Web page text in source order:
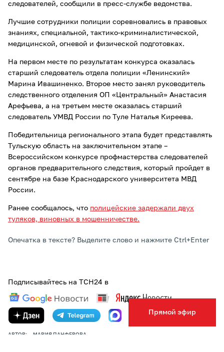
Прямой эфир
следователей, сообщили в пресс-службе ведомства.
Лучшие сотрудники полиции соревновались в правовых
знаниях, специальной, тактико-криминалистической,
медицинской, огневой и физической подготовках.
На первом месте по результатам конкурса оказалась
старший следователь отдела полиции «Ленинский»
Марина Ивашиненко. Второе место занял руководитель
следственного отделения ОП «Центральный» Анастасия
Арефьева, а на третьем месте оказалась старший
следователь УМВД России по Туле Наталья Киреева.
Победительница регионального этапа будет представлять
Тульскую область на заключительном этапе –
Всероссийском конкурсе профмастерства следователей
органов предварительного следствия, который пройдет в
сентябре на базе Краснодарского университета МВД
России.
Ранее сообщалось, что полицейские задержали двух
туляков, виновных в мошенничестве.
Опечатка в тексте? Выделите слово и нажмите Ctrl+Enter
Подписывайтесь на ТСН24 в
АВТОР: МАРИЯ ПАНФЕРОВА